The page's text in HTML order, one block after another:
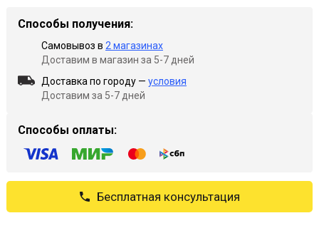
Способы получения:
Самовывоз в 2 магазинах
Доставим в магазин за 5-7 дней
Доставка по городу — условия
Доставим за 5-7 дней
Способы оплаты:
Бесплатная консультация